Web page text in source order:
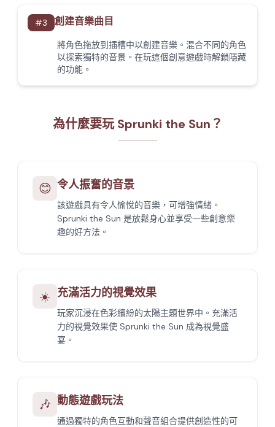
#3 創建音樂曲目
將角色拖放到插槽中以創建音樂。混合不同的角色
以探索獨特的音景。在玩這個創意遊戲時解鎖隱藏
的功能。
為什麼要玩 Sprunki the Sun？
😊 令人振奮的音景
該遊戲具有令人愉悅的音樂，可增強情緒。
Sprunki the Sun 是放鬆身心並享受一些創意樂
趣的好方法。
☀️ 充滿活力的視覺效果
玩家沉浸在色彩繽紛的太陽主題世界中。充滿活
力的視覺效果使 Sprunki the Sun 成為視覺盛
宴。
🎶 動態遊戲玩法
通過獨特的角色互動和聲音組合提供創造性的可